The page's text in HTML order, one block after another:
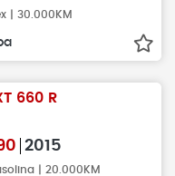
| 30.000KM
660 R
2015
| 20.000KM